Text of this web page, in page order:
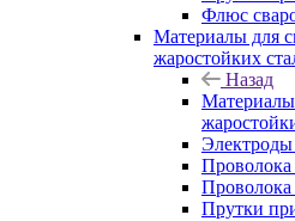
Флюс
Материалы для
жаростойких
Назад
Прутки